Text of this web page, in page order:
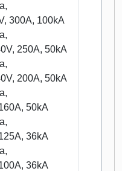
300A, 100kA
250A, 50kA
200A, 50kA
50kA
36kA
36kA